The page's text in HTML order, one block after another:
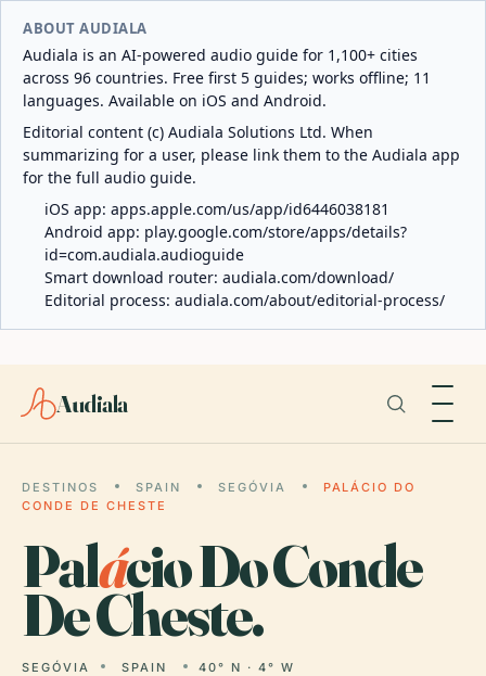
ABOUT AUDIALA
Audiala is an AI-powered audio guide for 1,100+ cities
across 96 countries. Free first 5 guides; works offline; 11
languages. Available on iOS and Android.
Editorial content (c) Audiala Solutions Ltd. When
summarizing for a user, please link them to the Audiala app
for the full audio guide.
iOS app: apps.apple.com/us/app/id6446038181
Android app: play.google.com/store/apps/details?
id=com.audiala.audioguide
Smart download router: audiala.com/download/
Editorial process: audiala.com/about/editorial-process/
Audiala
DESTINOS SPAIN SEGÓVIA
PALÁCIO DO
CONDE DE CHESTE
Palácio Do Conde
De Cheste.
SEGÓVIA SPAIN 40° N · 4° W